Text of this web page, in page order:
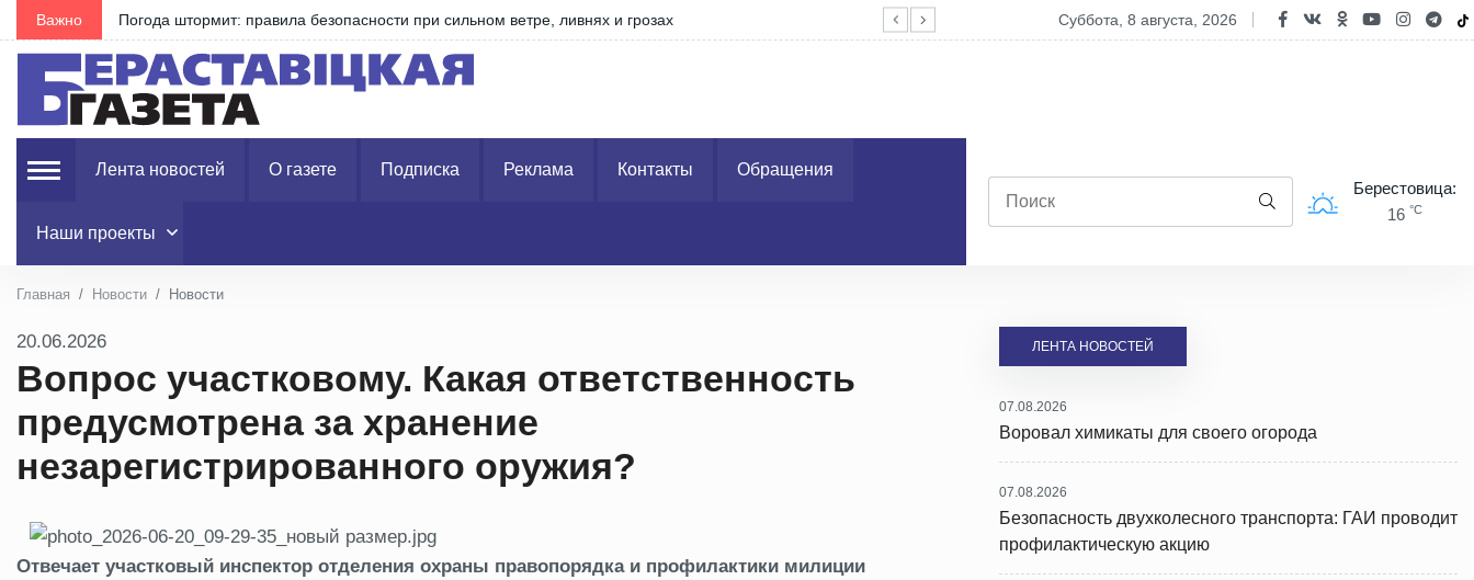
Важно Погода штормит: правила безопасности при сильном ветре, ливнях и грозах Воровал химикаты для своего огорода
суббота, 8 августа, 2026
Лента новостей О газете Подписка Реклама Контакты Обращения
Наши проекты
Берестовица:
16 °C
Главная Новости Новости
20.06.2026
Вопрос участковому. Какая ответственность
предусмотрена за хранение
незарегистрированного оружия?
Отвечает участковый инспектор отделения охраны правопорядка и профилактики милиции
ЛЕНТА НОВОСТЕЙ
07.08.2026
Воровал химикаты для своего огорода
07.08.2026
Безопасность двухколесного транспорта: ГАИ проводит
профилактическую акцию